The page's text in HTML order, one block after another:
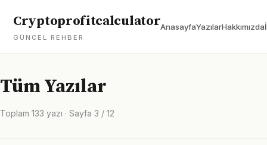
Cryptoprofitcalculator
GÜNCEL REHBER
AnasayfaYazılarHakkımızda
Tüm Yazılar
Toplam 133 yazı · Sayfa 3 / 12